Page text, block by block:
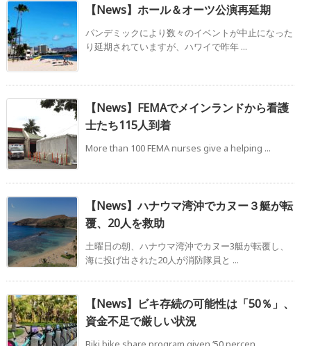
【News】ホール＆オーツ公演再延期
パンデミックにより数々のイベントが中止になった
り延期されていますが、ハワイで昨年 ...
【News】FEMAでメインランドから看護
士たち115人到着
More than 100 FEMA nurses give a helping ...
【News】ハナウマ湾沖でカヌー３艇が転
覆、20人を救助
土曜日の朝、ハナウマ湾沖でカヌー3艇が転覆し、
海に投げ出された20人が消防隊員と ...
【News】ビキ存続の可能性は「50％」、
資金不足で厳しい状況